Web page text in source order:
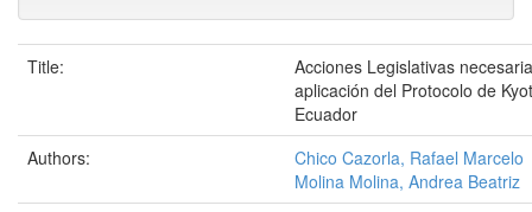
Title:
Acciones Legislativas
aplicación del Protocolo de
Ecuador
Authors:
Chico Cazorla, Rafael Marcelo
Molina Molina, Andrea Beatriz